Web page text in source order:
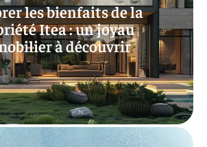
les bienfaits de la
Itea : un joyau
à découvrir